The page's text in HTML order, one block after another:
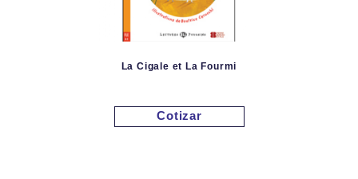
La Cigale et La Fourmi
Cotizar